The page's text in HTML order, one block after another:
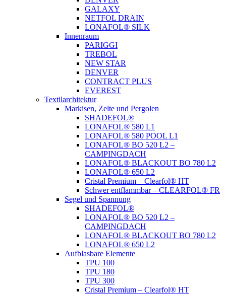
GALAXY
NETFOL DRAIN
LONAFOL® SILK
Innenraum
PARIGGI
TREBOL
NEW STAR
DENVER
CONTRACT PLUS
EVEREST
Textilarchitektur
Markisen, Zelte und Pergolen
SHADEFOL®
LONAFOL® 580 L1
LONAFOL® 580 POOL L1
LONAFOL® BO 520 L2 –
CAMPINGDACH
LONAFOL® BLACKOUT BO 780 L2
LONAFOL® 650 L2
Cristal Premium – Clearfol® HT
Schwer entflammbar – CLEARFOL® FR
Segel und Spannung
SHADEFOL®
LONAFOL® BO 520 L2 –
CAMPINGDACH
LONAFOL® BLACKOUT BO 780 L2
LONAFOL® 650 L2
Aufblasbare Elemente
TPU 100
TPU 180
TPU 300
Cristal Premium – Clearfol® HT